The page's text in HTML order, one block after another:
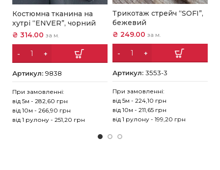
Костюмна тканина на
хутрі “ENVER”, чорний
₴ 314.00 за м.
Артикул:9838
При замовленні:
від 5м - 282,60 грн
від 10м - 266,90 грн
від 1 рулону - 251,20 грн
Трикотаж стрейч “SOFI”,
бежевий
₴ 249.00 за м.
Артикул: 3553-3
При замовленні:
від 5м - 224,10 грн
від 10м - 211,65 грн
від 1 рулону - 199,20 грн